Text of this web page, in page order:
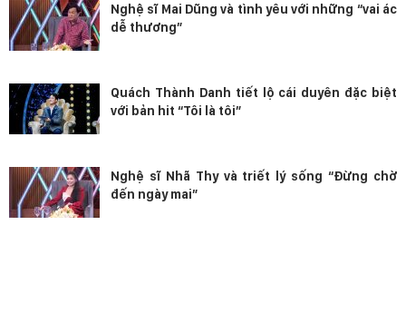
Nghệ sĩ Mai Dũng và tình yêu với những “vai ác
dễ thương”
Quách Thành Danh tiết lộ cái duyên đặc biệt
với bản hit “Tôi là tôi”
Nghệ sĩ Nhã Thy và triết lý sống “Đừng chờ
đến ngày mai”